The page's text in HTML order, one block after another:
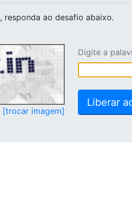
, responda ao desafio abaixo.
[trocar imagem]
Digite a